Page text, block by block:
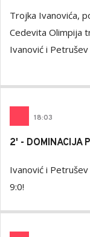
Trojka Ivanovića,
Cedevita Olimpija
Ivanović i
18:03
2' - DOMINACIJA
Ivanović i
9:0!